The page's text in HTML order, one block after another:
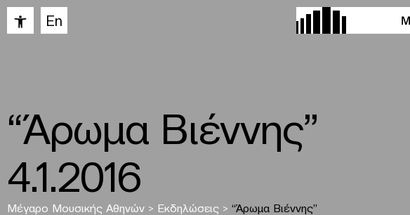
Ανοίξτε τη γραμμή εργαλείων
En
“Άρωμα Βιέννης”
4.1.2016
Μέγαρο Μουσικής Αθηνών > Εκδηλώσεις > “Άρωμα Βιέννης”